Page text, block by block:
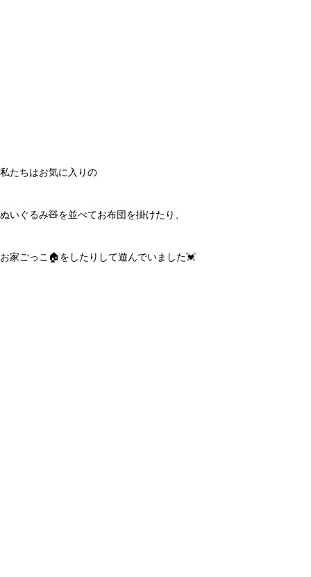
私たちはお気に入りの
ぬいぐるみ🧸を並べてお布団を掛けたり、
お家ごっこ🏠をしたりして遊んでいました💓